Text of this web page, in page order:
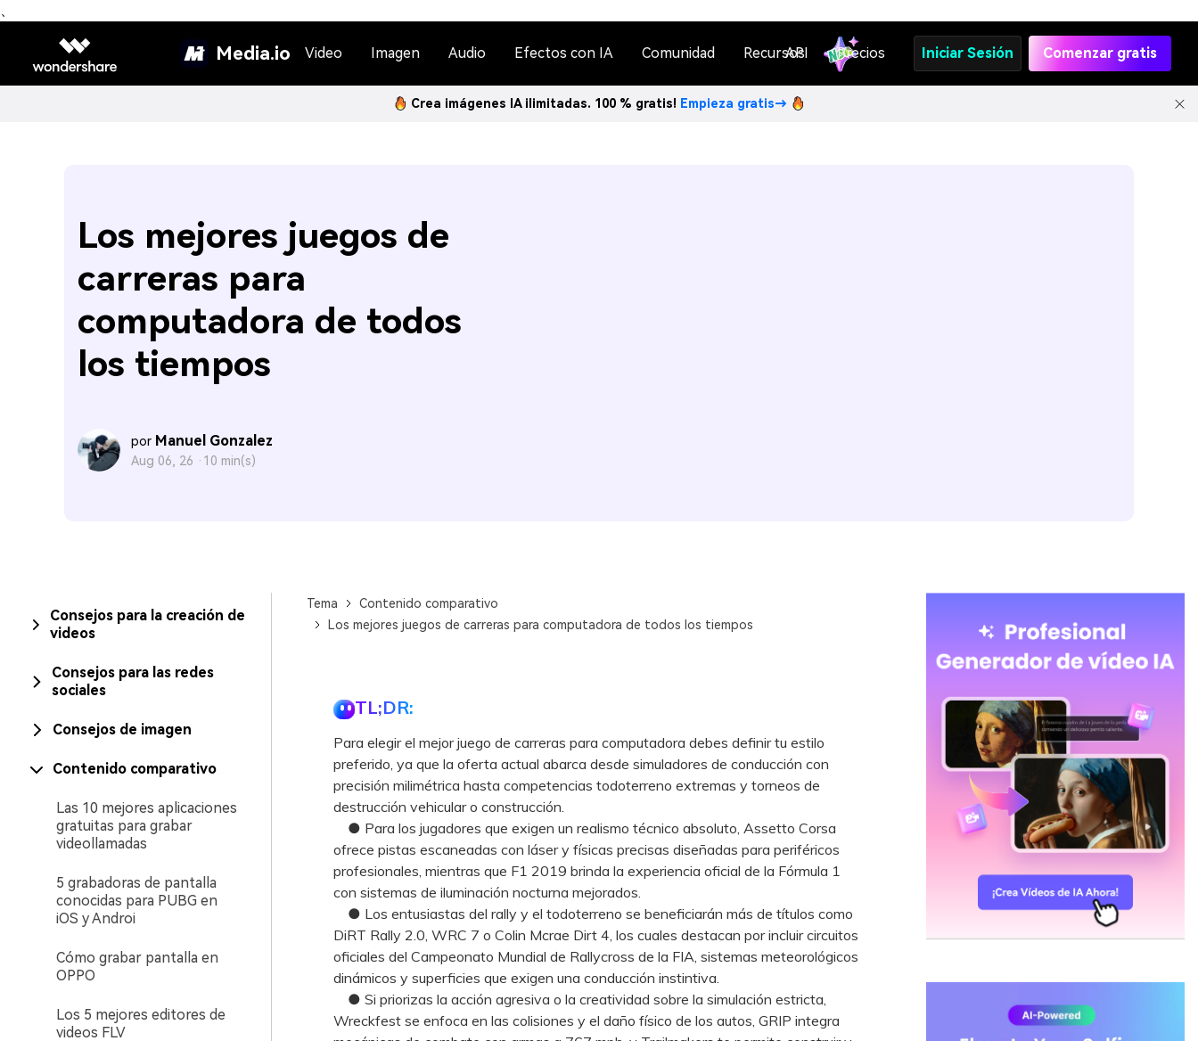
、
Media.io Video Imagen Audio Efectos con IA Comunidad Recursos
API Precios Iniciar Sesión Comenzar gratis
Crea imágenes IA ilimitadas. 100 % gratis! Empieza gratis→
Los mejores juegos de
carreras para
computadora de todos
los tiempos
por Manuel Gonzalez
Aug 06, 26 · 10 min(s)
Consejos para la creación de
videos
Consejos para las redes
sociales
Consejos de imagen
Contenido comparativo
Las 10 mejores aplicaciones
gratuitas para grabar
videollamadas
5 grabadoras de pantalla
conocidas para PUBG en
iOS y Androi
Cómo grabar pantalla en
OPPO
Los 5 mejores editores de
videos FLV
Tema
Contenido comparativo
Los mejores juegos de carreras para computadora de todos los tiempos
TL;DR:
Para elegir el mejor juego de carreras para computadora debes definir tu estilo
preferido, ya que la oferta actual abarca desde simuladores de conducción con
precisión milimétrica hasta competencias todoterreno extremas y torneos de
destrucción vehicular o construcción.
● Para los jugadores que exigen un realismo técnico absoluto, Assetto Corsa
ofrece pistas escaneadas con láser y físicas precisas diseñadas para periféricos
profesionales, mientras que F1 2019 brinda la experiencia oficial de la Fórmula 1
con sistemas de iluminación nocturna mejorados.
● Los entusiastas del rally y el todoterreno se beneficiarán más de títulos como
DiRT Rally 2.0, WRC 7 o Colin Mcrae Dirt 4, los cuales destacan por incluir circuitos
oficiales del Campeonato Mundial de Rallycross de la FIA, sistemas meteorológicos
dinámicos y superficies que exigen una conducción instintiva.
● Si priorizas la acción agresiva o la creatividad sobre la simulación estricta,
Wreckfest se enfoca en las colisiones y el daño físico de los autos, GRIP integra